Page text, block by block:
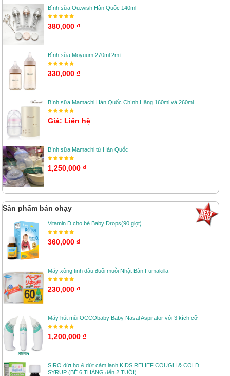
Bình sữa Ou:wish Hàn Quốc 140ml
380,000 ₫
Bình sữa Moyuum 270ml 2m+
330,000 ₫
Bình sữa Mamachi Hàn Quốc Chính Hãng 160ml và 260ml
Giá: Liên hệ
Bình sữa Mamachi từ Hàn Quốc
1,250,000 ₫
Sản phẩm bán chạy
Vitamin D cho bé Baby Drops(90 giọt).
360,000 ₫
Máy xông tinh dầu đuổi muỗi Nhật Bản Fumakilla
230,000 ₫
Máy hút mũi OCCObaby Baby Nasal Aspirator với 3 kích cỡ
1,200,000 ₫
SIRO dứt ho & dứt cảm lạnh KIDS RELIEF COUGH & COLD
SYRUP (BÉ 6 THÁNG đến 2 TUỔI)